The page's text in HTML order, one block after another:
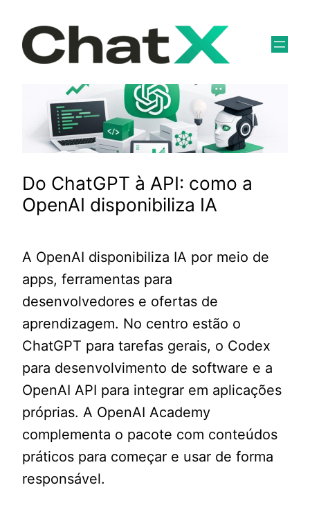
para
conteúdo
Do ChatGPT à API: como a
OpenAI disponibiliza IA
A OpenAI disponibiliza IA por meio de
apps, ferramentas para
desenvolvedores e ofertas de
aprendizagem. No centro estão o
ChatGPT para tarefas gerais, o Codex
para desenvolvimento de software e a
OpenAI API para integrar em aplicações
próprias. A OpenAI Academy
complementa o pacote com conteúdos
práticos para começar e usar de forma
responsável.